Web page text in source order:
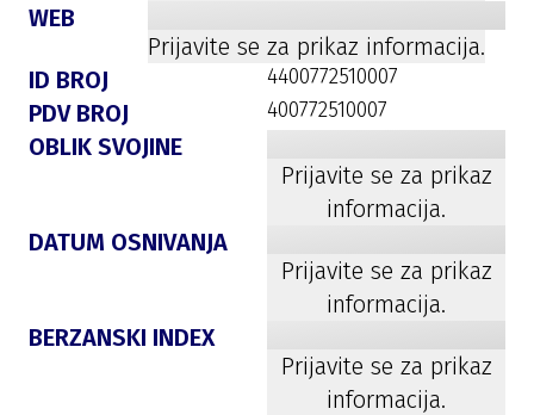
WEB
Prijavite se za prikaz informacija.
ID BROJ
4400772510007
PDV BROJ 400772510007
OBLIK SVOJINE
Prijavite se za prikaz
informacija.
DATUM OSNIVANJA
Prijavite se za prikaz
informacija.
BERZANSKI INDEX
Prijavite se za prikaz
informacija.